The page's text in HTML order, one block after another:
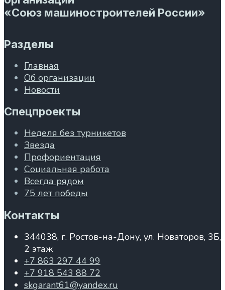
«Союз машиностроителей России»
Разделы
Главная
Об организации
Новости
Спецпроекты
Неделя без турникетов
Звезда
Профориентация
Социальная работа
Всегда рядом
75 лет победы
Контакты
344038, г. Ростов-на-Дону, ул. Новаторов, 3Б,
2 этаж
+7 863 297 44 99
+7 918 543 88 72
skgarant61@yandex.ru